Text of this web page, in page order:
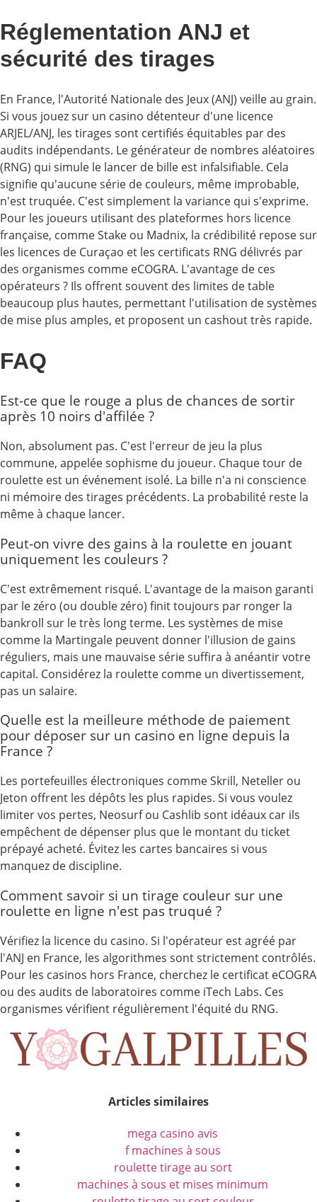
Réglementation ANJ et
sécurité des tirages
En France, l'Autorité Nationale des Jeux (ANJ) veille au grain.
Si vous jouez sur un casino détenteur d'une licence
ARJEL/ANJ, les tirages sont certifiés équitables par des
audits indépendants. Le générateur de nombres aléatoires
(RNG) qui simule le lancer de bille est infalsifiable. Cela
signifie qu'aucune série de couleurs, même improbable,
n'est truquée. C'est simplement la variance qui s'exprime.
Pour les joueurs utilisant des plateformes hors licence
française, comme Stake ou Madnix, la crédibilité repose sur
les licences de Curaçao et les certificats RNG délivrés par
des organismes comme eCOGRA. L'avantage de ces
opérateurs ? Ils offrent souvent des limites de table
beaucoup plus hautes, permettant l'utilisation de systèmes
de mise plus amples, et proposent un cashout très rapide.
FAQ
Est-ce que le rouge a plus de chances de sortir
après 10 noirs d'affilée ?
Non, absolument pas. C'est l'erreur de jeu la plus
commune, appelée sophisme du joueur. Chaque tour de
roulette est un événement isolé. La bille n'a ni conscience
ni mémoire des tirages précédents. La probabilité reste la
même à chaque lancer.
Peut-on vivre des gains à la roulette en jouant
uniquement les couleurs ?
C'est extrêmement risqué. L'avantage de la maison garanti
par le zéro (ou double zéro) finit toujours par ronger la
bankroll sur le très long terme. Les systèmes de mise
comme la Martingale peuvent donner l'illusion de gains
réguliers, mais une mauvaise série suffira à anéantir votre
capital. Considérez la roulette comme un divertissement,
pas un salaire.
Quelle est la meilleure méthode de paiement
pour déposer sur un casino en ligne depuis la
France ?
Les portefeuilles électroniques comme Skrill, Neteller ou
Jeton offrent les dépôts les plus rapides. Si vous voulez
limiter vos pertes, Neosurf ou Cashlib sont idéaux car ils
empêchent de dépenser plus que le montant du ticket
prépayé acheté. Évitez les cartes bancaires si vous
manquez de discipline.
Comment savoir si un tirage couleur sur une
roulette en ligne n'est pas truqué ?
Vérifiez la licence du casino. Si l'opérateur est agréé par
l'ANJ en France, les algorithmes sont strictement contrôlés.
Pour les casinos hors France, cherchez le certificat eCOGRA
ou des audits de laboratoires comme iTech Labs. Ces
organismes vérifient régulièrement l'équité du RNG.
Articles similaires
mega casino avis
f machines à sous
roulette tirage au sort
machines à sous et mises minimum